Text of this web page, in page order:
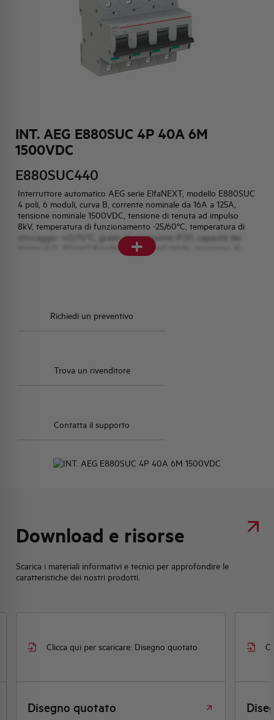
INT. AEG E880SUC 4P 40A 6M
1500VDC
E880SUC440
Interruttore automatico AEG serie ElfaNEXT, modello E880SUC
4 poli, 6 moduli, curva B, corrente nominale da 16A a 125A,
tensione nominale 1500VDC, tensione di tenuta ad impulso
8kV, temperatura di funzionamento -25/60°C, temperatura di
stoccaggio -40/70°C, grado di protezione IP20, capacità dei
terminali 0...50mm2 flessibile, 0...70mm2 rigido, posizione di
+
Richiedi un preventivo
Trova un rivenditore
Contatta il supporto
Download e risorse
Scarica i materiali informativi e tecnici per approfondire le
caratteristiche dei nostri prodotti.
Clicca qui per scaricare: Disegno quotato
Disegno quotato
ATTIVITÀ E MERCATI